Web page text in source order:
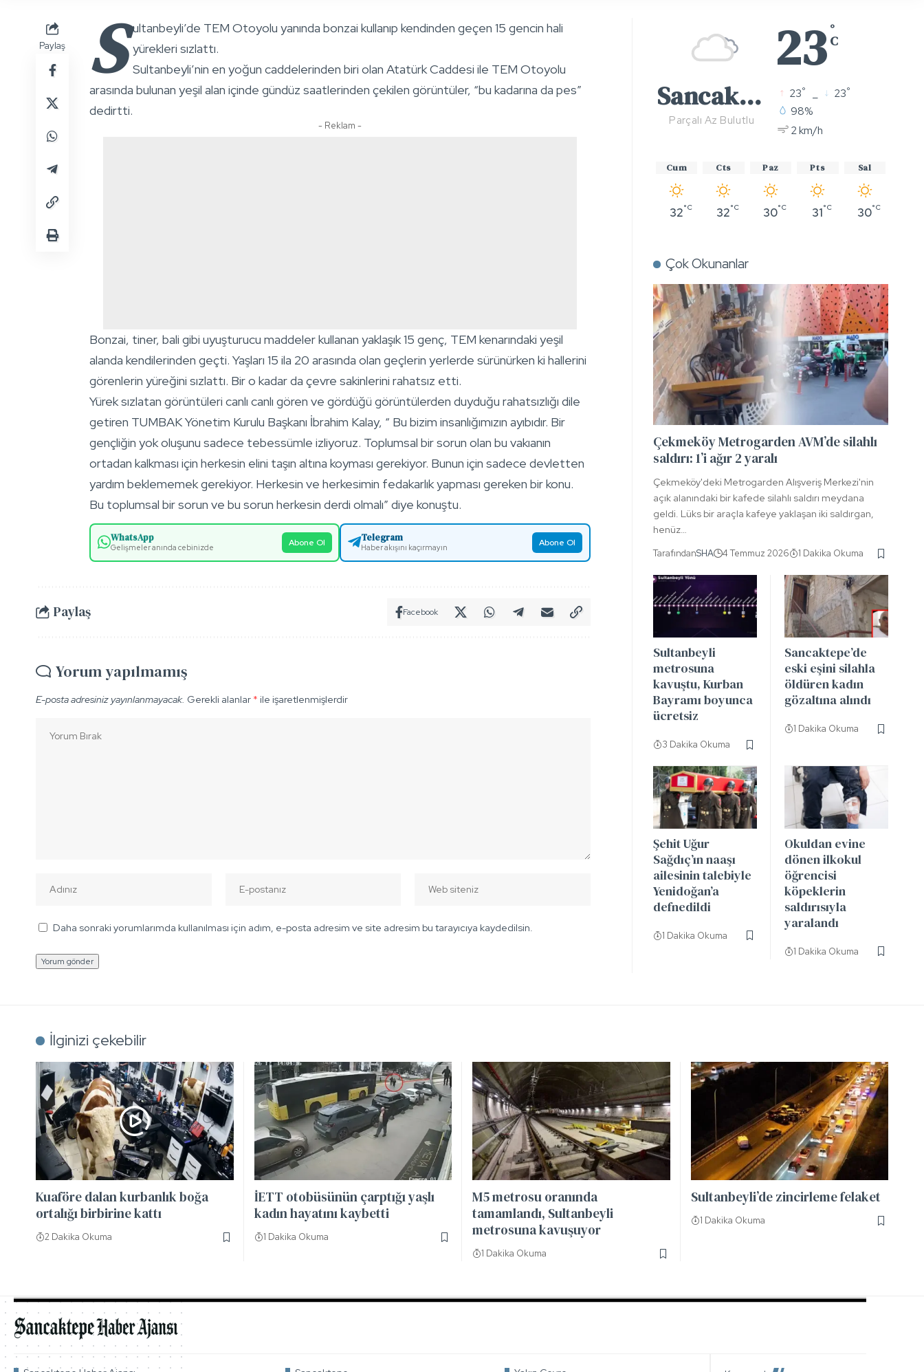
Paylaş S ultanbeyli’de TEM Otoyolu yanında bonzai kullanıp kendinden geçen 15 gencin hali
yürekleri sızlattı.
Sultanbeyli’nin en yoğun caddelerinden biri olan Atatürk Caddesi ile TEM Otoyolu
arasında bulunan yeşil alan içinde gündüz saatlerinden çekilen görüntüler, “bu kadarına da pes”
dedirtti.
- Reklam -
Bonzai, tiner, bali gibi uyuşturucu maddeler kullanan yaklaşık 15 genç, TEM kenarındaki yeşil
alanda kendilerinden geçti. Yaşları 15 ila 20 arasında olan geçlerin yerlerde sürünürken ki hallerini
görenlerin yüreğini sızlattı. Bir o kadar da çevre sakinlerini rahatsız etti.
Yürek sızlatan görüntüleri canlı canlı gören ve gördüğü görüntülerden duyduğu rahatsızlığı dile
getiren TUMBAK Yönetim Kurulu Başkanı İbrahim Kalay, “ Bu bizim insanlığımızın ayıbıdır. Bir
gençliğin yok oluşunu sadece tebessümle izliyoruz. Toplumsal bir sorun olan bu vakıanın
ortadan kalkması için herkesin elini taşın altına koyması gerekiyor. Bunun için sadece devletten
yardım beklememek gerekiyor. Herkesin ve herkesimin fedakarlık yapması gereken bir konu.
Bu toplumsal bir sorun ve bu sorun herkesin derdi olmalı” diye konuştu.
WhatsApp
Gelişmeler anında cebinizde Abone Ol Telegram
Haber akışını kaçırmayın Abone Ol
Paylaş Facebook
Yorum yapılmamış
E-posta adresiniz yayınlanmayacak. Gerekli alanlar * ile işaretlenmişlerdir
Daha sonraki yorumlarımda kullanılması için adım, e-posta adresim ve site adresim bu tarayıcıya kaydedilsin.
23 °
C
Sancaktepe
Parçalı Az Bulutlu
23° 23°
98%
2 km/h
Cum
32°C
Cts
32°C
Paz
30°C
Pts
31°C
Sal
30°C
Çok Okunanlar
Çekmeköy Metrogarden AVM’de silahlı
saldırı: 1’i ağır 2 yaralı
Çekmeköy'deki Metrogarden Alışveriş Merkezi'nin
açık alanındaki bir kafede silahlı saldırı meydana
geldi. Lüks bir araçla kafeye yaklaşan iki saldırgan,
henüz…
TarafındanSHA 4 Temmuz 2026 1 Dakika Okuma
Sultanbeyli
metrosuna
kavuştu, Kurban
Bayramı boyunca
ücretsiz
3 Dakika Okuma
Sancaktepe’de
eski eşini silahla
öldüren kadın
gözaltına alındı
1 Dakika Okuma
Şehit Uğur
Sağdıç’ın naaşı
ailesinin talebiyle
Yenidoğan’a
defnedildi
1 Dakika Okuma
Okuldan evine
dönen ilkokul
öğrencisi
köpeklerin
saldırısıyla
yaralandı
1 Dakika Okuma
İlginizi çekebilir
Kuaföre dalan kurbanlık boğa
ortalığı birbirine kattı
2 Dakika Okuma
İETT otobüsünün çarptığı yaşlı
kadın hayatını kaybetti
1 Dakika Okuma
M5 metrosu oranında
tamamlandı, Sultanbeyli
metrosuna kavuşuyor
1 Dakika Okuma
Sultanbeyli’de zincirleme felaket
1 Dakika Okuma